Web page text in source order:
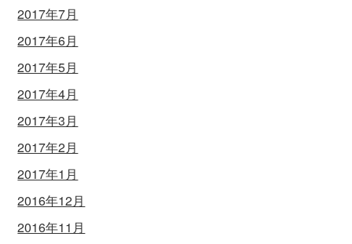
2017年7月
2017年6月
2017年5月
2017年4月
2017年3月
2017年2月
2017年1月
2016年12月
2016年11月